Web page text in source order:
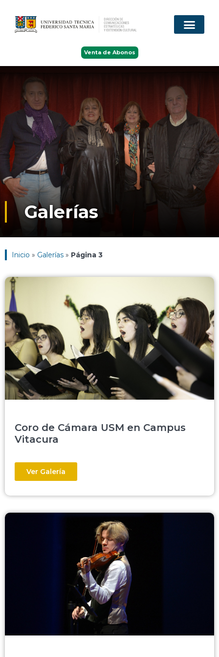
Venta de Abonos
Galerías
Inicio » Galerías » Página 3
Coro de Cámara USM en Campus
Vitacura
Ver Galería